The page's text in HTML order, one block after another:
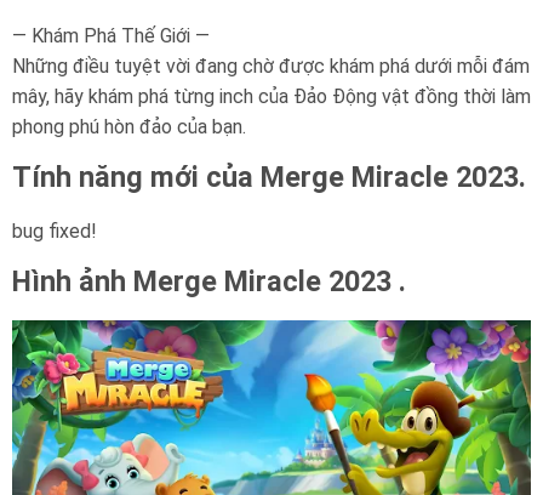
— Khám Phá Thế Giới —
Những điều tuyệt vời đang chờ được khám phá dưới mỗi đám
mây, hãy khám phá từng inch của Đảo Động vật đồng thời làm
phong phú hòn đảo của bạn.
Tính năng mới của Merge Miracle 2023.
bug fixed!
Hình ảnh Merge Miracle 2023 .